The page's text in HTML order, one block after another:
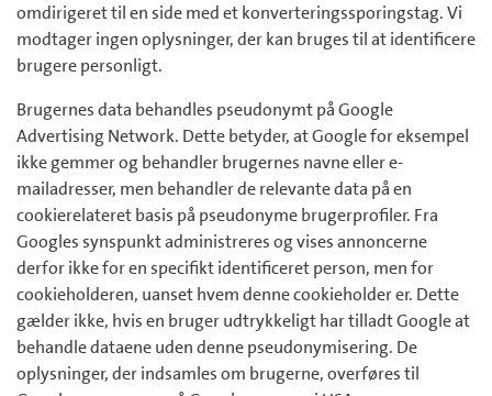
omdirigeret til en side med et konverteringssporingstag. Vi
modtager ingen oplysninger, der kan bruges til at identificere
brugere personligt.
Brugernes data behandles pseudonymt på Google
Advertising Network. Dette betyder, at Google for eksempel
ikke gemmer og behandler brugernes navne eller e-
mailadresser, men behandler de relevante data på en
cookierelateret basis på pseudonyme brugerprofiler. Fra
Googles synspunkt administreres og vises annoncerne
derfor ikke for en specifikt identificeret person, men for
cookieholderen, uanset hvem denne cookieholder er. Dette
gælder ikke, hvis en bruger udtrykkeligt har tilladt Google at
behandle dataene uden denne pseudonymisering. De
oplysninger, der indsamles om brugerne, overføres til